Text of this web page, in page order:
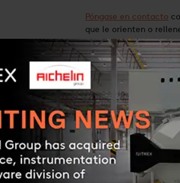
Póngase en contacto
que le orienten o
contacto con usted.
Obtener
Efecto de la nitruración Nitruración